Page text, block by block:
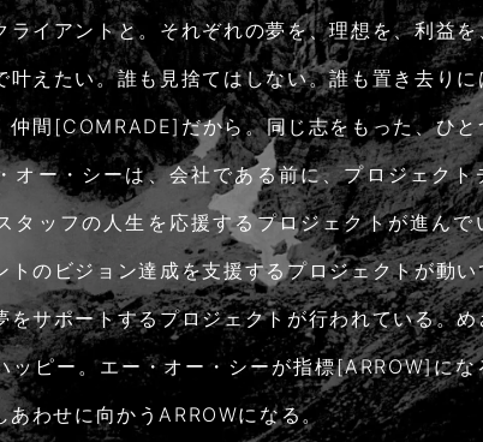
ライアントと。それぞれの夢を、理想を、利益
叶えたい。誰も見捨てはしない。誰も置き去り
仲間[COMRADE]だから。同じ志をもった、ひ
オー・シーは、会社である前に、プロジェクト
タッフの人生を応援するプロジェクトが進んで
トのビジョン達成を支援するプロジェクトが動
をサポートするプロジェクトが行われている。め
ッピー。エー・オー・シーが指標[ARROW]にな
わせに向かうARROWになる。